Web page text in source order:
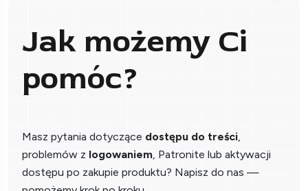
Jak możemy Ci
pomóc?
Masz pytania dotyczące dostępu do treści,
problemów z logowaniem, Patronite lub aktywacji
dostępu po zakupie produktu? Napisz do nas —